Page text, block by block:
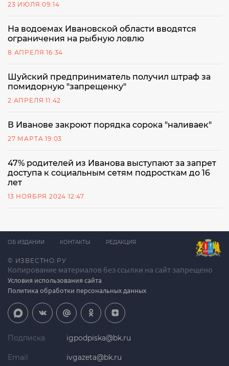
23 ИЮЛЯ 09:14
На водоемах Ивановской области вводятся
ограничения на рыбную ловлю
8 АПРЕЛЯ 16:34
Шуйский предприниматель получил штраф за
помидорную "запрещенку"
2 АПРЕЛЯ 11:42
В Иванове закроют порядка сорока "наливаек"
27 МАРТА 19:03
47% родителей из Иванова выступают за запрет
доступа к социальным сетям подросткам до 16
лет
13 НОЯБРЯ 2024 12:47
© ИЗВЕСТНО.РУ
Копирование материалов без ссылки на сайт запрещено
Условия использования сайта
Политика обработки персональных данных
ОБ ИЗДАНИИ КОНТАКТЫ РЕДАКЦИЯ
Подписка igpodpiska@bk.ru
Email ivgazeta@bk.ru